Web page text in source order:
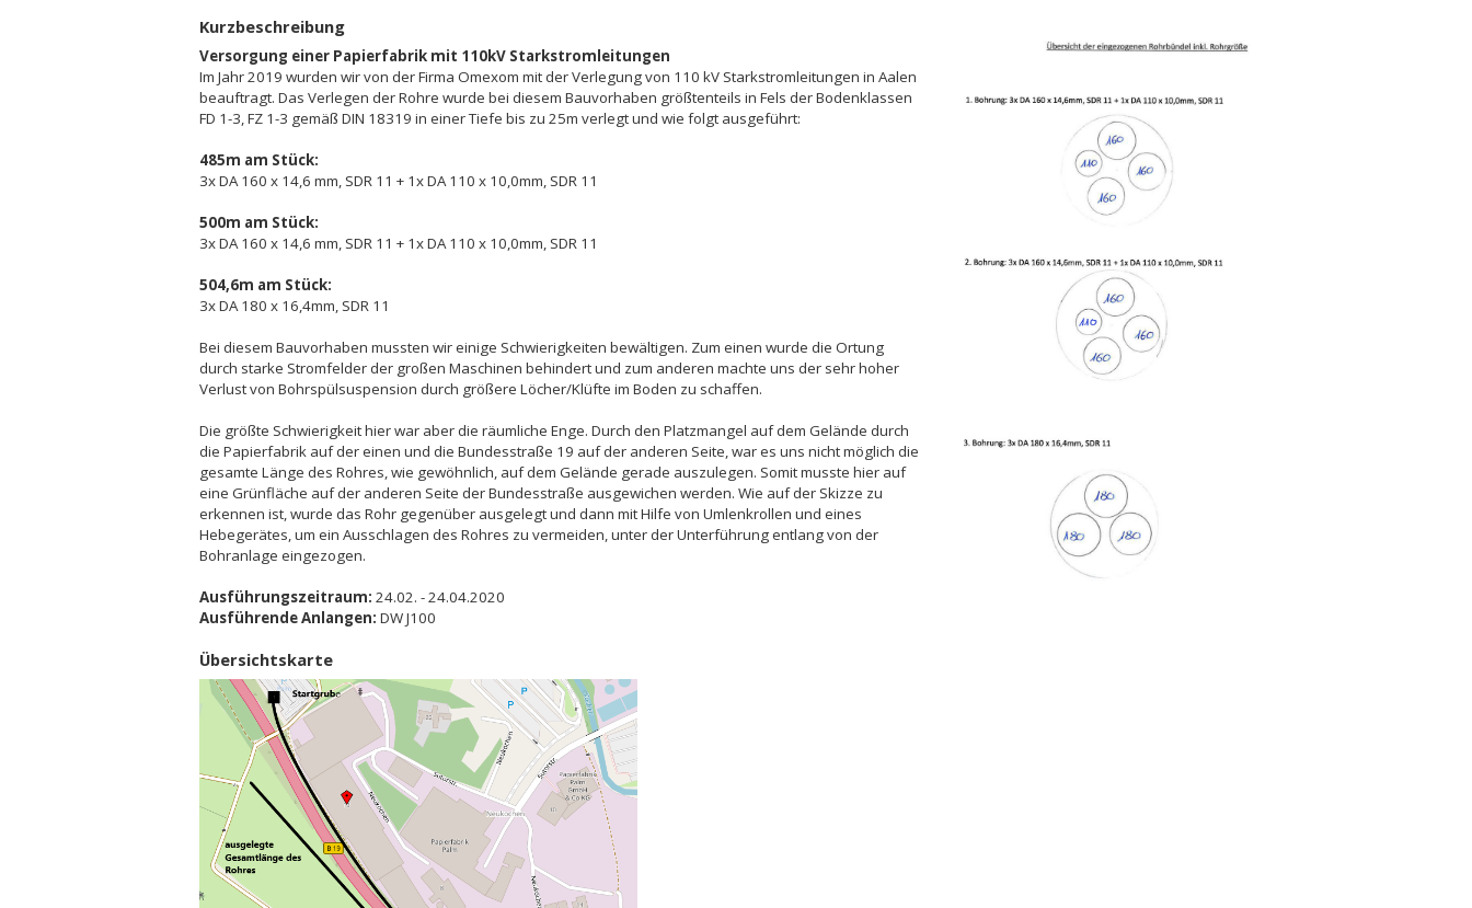
Kurzbeschreibung
Versorgung einer Papierfabrik mit 110kV Starkstromleitungen
Im Jahr 2019 wurden wir von der Firma Omexom mit der Verlegung von 110 kV Starkstromleitungen in Aalen
beauftragt. Das Verlegen der Rohre wurde bei diesem Bauvorhaben größtenteils in Fels der Bodenklassen
FD 1-3, FZ 1-3 gemäß DIN 18319 in einer Tiefe bis zu 25m verlegt und wie folgt ausgeführt:
485m am Stück:
3x DA 160 x 14,6 mm, SDR 11 + 1x DA 110 x 10,0mm, SDR 11
500m am Stück:
3x DA 160 x 14,6 mm, SDR 11 + 1x DA 110 x 10,0mm, SDR 11
504,6m am Stück:
3x DA 180 x 16,4mm, SDR 11
Bei diesem Bauvorhaben mussten wir einige Schwierigkeiten bewältigen. Zum einen wurde die Ortung
durch starke Stromfelder der großen Maschinen behindert und zum anderen machte uns der sehr hoher
Verlust von Bohrspülsuspension durch größere Löcher/Klüfte im Boden zu schaffen.
Die größte Schwierigkeit hier war aber die räumliche Enge. Durch den Platzmangel auf dem Gelände durch
die Papierfabrik auf der einen und die Bundesstraße 19 auf der anderen Seite, war es uns nicht möglich die
gesamte Länge des Rohres, wie gewöhnlich, auf dem Gelände gerade auszulegen. Somit musste hier auf
eine Grünfläche auf der anderen Seite der Bundesstraße ausgewichen werden. Wie auf der Skizze zu
erkennen ist, wurde das Rohr gegenüber ausgelegt und dann mit Hilfe von Umlenkrollen und eines
Hebegerätes, um ein Ausschlagen des Rohres zu vermeiden, unter der Unterführung entlang von der
Bohranlage eingezogen.
Ausführungszeitraum: 24.02. - 24.04.2020
Ausführende Anlangen: DW J100
Übersichtskarte